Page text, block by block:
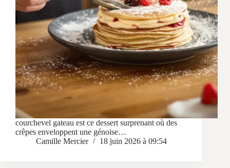
courchevel gateau est ce dessert surprenant où des
crêpes enveloppent une génoise…
Camille Mercier
18 juin 2026 à 09:54